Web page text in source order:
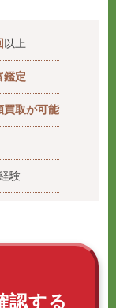
以上
鑑定
買取が可能
験
認する